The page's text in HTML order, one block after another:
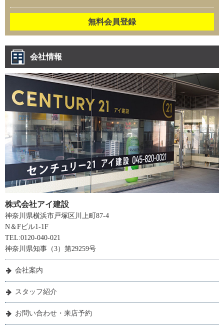
無料会員登録
会社情報
株式会社アイ建設
神奈川県横浜市戸塚区川上町87-4
N＆Fビル1-1F
TEL:0120-040-021
神奈川県知事（3）第29259号
会社案内
スタッフ紹介
お問い合わせ・来店予約